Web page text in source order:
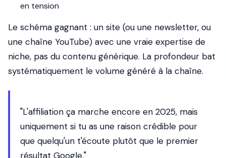
en tension
Le schéma gagnant : un site (ou une newsletter, ou
une chaîne YouTube) avec une vraie expertise de
niche, pas du contenu générique. La profondeur bat
systématiquement le volume généré à la chaîne.
"L'affiliation ça marche encore en 2025, mais
uniquement si tu as une raison crédible pour
que quelqu'un t'écoute plutôt que le premier
résultat Google."